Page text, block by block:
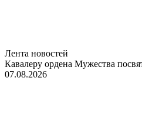
Лента новостей
Кавалеру ордена Мужества
07.08.2026